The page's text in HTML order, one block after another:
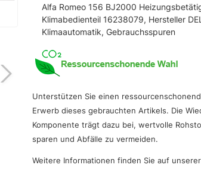
Alfa Romeo 156 BJ2000
Klimabedienteil 16238079, Hersteller
Klimaautomatik, Gebrauchsspuren
Unterstützen Sie einen
Erwerb dieses gebrauchten Artikels. Die
Komponente trägt dazu bei, wertvolle
sparen und Abfälle zu vermeiden.
Weitere Informationen finden Sie auf